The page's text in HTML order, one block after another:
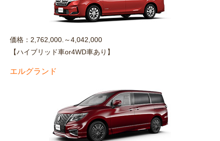
価格：2,762,000.～4,042,000
【ハイブリッド車or4WD車あり】
エルグランド